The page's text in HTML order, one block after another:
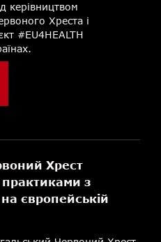
керівництвом
Хреста і
#EU4HEALTH
Хрест
з
європейській